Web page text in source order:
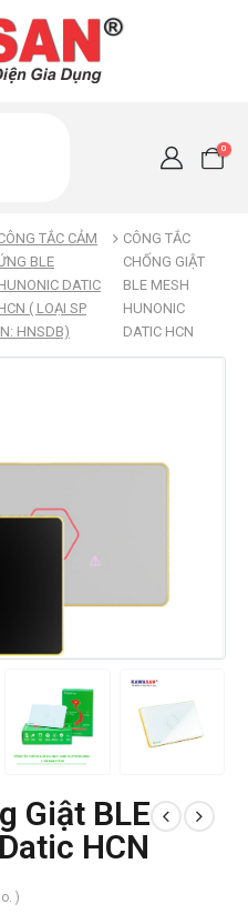
0
TẮC CẢM
BLE
DATIC
( LOẠI SP
HNSDB)
CÔNG TẮC
CHỐNG GIẬT
BLE MESH
HUNONIC
DATIC HCN
Giật BLE
HCN
)